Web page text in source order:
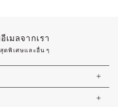
เมลจากเรา
ดพิเศษและอื่น ๆ